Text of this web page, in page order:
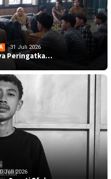
31 Juli 2026
Peringatka…
Juli 2026